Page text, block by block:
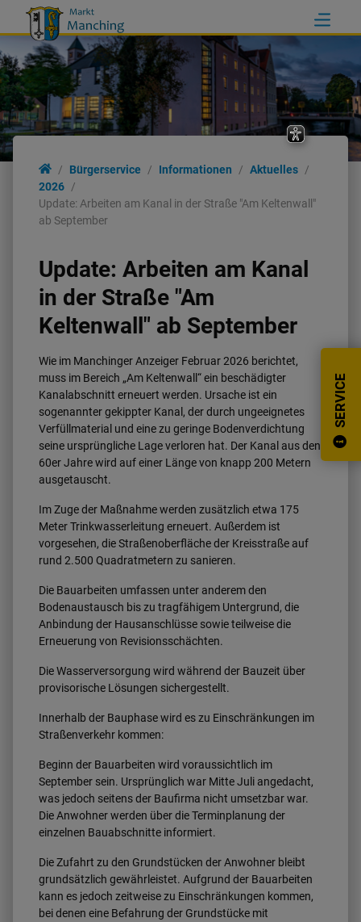
SERVICE
Bürgerservice Informationen
Aktuelles
2026
Update: Arbeiten am Kanal in der Straße "Am Keltenwall"
ab September
Update: Arbeiten am Kanal
in der Straße "Am
Keltenwall" ab September
Wie im Manchinger Anzeiger Februar 2026 berichtet,
muss im Bereich „Am Keltenwall“ ein beschädigter
Kanalabschnitt erneuert werden. Ursache ist ein
sogenannter gekippter Kanal, der durch ungeeignetes
Verfüllmaterial und eine zu geringe Bodenverdichtung
seine ursprüngliche Lage verloren hat. Der Kanal aus den
60er Jahre wird auf einer Länge von knapp 200 Metern
ausgetauscht.
Im Zuge der Maßnahme werden zusätzlich etwa 175
Meter Trinkwasserleitung erneuert. Außerdem ist
vorgesehen, die Straßenoberfläche der Kreisstraße auf
rund 2.500 Quadratmetern zu sanieren.
Die Bauarbeiten umfassen unter anderem den
Bodenaustausch bis zu tragfähigem Untergrund, die
Anbindung der Hausanschlüsse sowie teilweise die
Erneuerung von Revisionsschächten.
Die Wasserversorgung wird während der Bauzeit über
provisorische Lösungen sichergestellt.
Innerhalb der Bauphase wird es zu Einschränkungen im
Straßenverkehr kommen:
Beginn der Bauarbeiten wird voraussichtlich im
September sein. Ursprünglich war Mitte Juli angedacht,
was jedoch seitens der Baufirma nicht umsetzbar war.
Die Anwohner werden über die Terminplanung der
einzelnen Bauabschnitte informiert.
Die Zufahrt zu den Grundstücken der Anwohner bleibt
grundsätzlich gewährleistet. Aufgrund der Bauarbeiten
kann es jedoch zeitweise zu Einschränkungen kommen,
bei denen eine Befahrung der Grundstücke mit